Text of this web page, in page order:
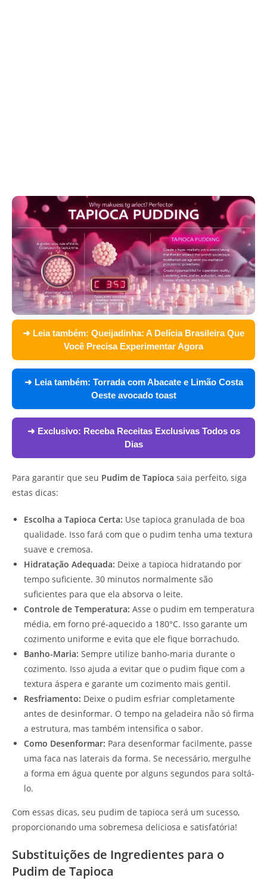
➜ Leia também: Queijadinha: A Delícia Brasileira Que
Você Precisa Experimentar Agora
➜ Leia também: Torrada com Abacate e Limão Costa
Oeste avocado toast
➜ Exclusivo: Receba Receitas Exclusivas Todos os
Dias
Para garantir que seu Pudim de Tapioca saia perfeito, siga
estas dicas:
Escolha a Tapioca Certa: Use tapioca granulada de boa
qualidade. Isso fará com que o pudim tenha uma textura
suave e cremosa.
Hidratação Adequada: Deixe a tapioca hidratando por
tempo suficiente. 30 minutos normalmente são
suficientes para que ela absorva o leite.
Controle de Temperatura: Asse o pudim em temperatura
média, em forno pré-aquecido a 180°C. Isso garante um
cozimento uniforme e evita que ele fique borrachudo.
Banho-Maria: Sempre utilize banho-maria durante o
cozimento. Isso ajuda a evitar que o pudim fique com a
textura áspera e garante um cozimento mais gentil.
Resfriamento: Deixe o pudim esfriar completamente
antes de desinformar. O tempo na geladeira não só firma
a estrutura, mas também intensifica o sabor.
Como Desenformar: Para desenformar facilmente, passe
uma faca nas laterais da forma. Se necessário, mergulhe
a forma em água quente por alguns segundos para soltá-
lo.
Com essas dicas, seu pudim de tapioca será um sucesso,
proporcionando uma sobremesa deliciosa e satisfatória!
Substituições de Ingredientes para o
Pudim de Tapioca